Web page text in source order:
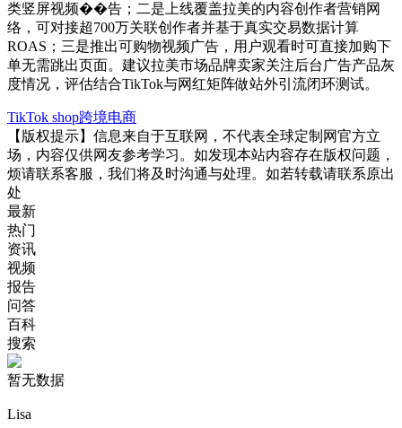
类竖屏视频��告；二是上线覆盖拉美的内容创作者营销网
络，可对接超700万关联创作者并基于真实交易数据计算
ROAS；三是推出可购物视频广告，用户观看时可直接加购下
单无需跳出页面。建议拉美市场品牌卖家关注后台广告产品灰
度情况，评估结合TikTok与网红矩阵做站外引流闭环测试。
TikTok shop跨境电商
【版权提示】信息来自于互联网，不代表全球定制网官方立
场，内容仅供网友参考学习。如发现本站内容存在版权问题，
烦请联系客服，我们将及时沟通与处理。如若转载请联系原出
处
最新
热门
资讯
视频
报告
问答
百科
搜索
暂无数据
Lisa